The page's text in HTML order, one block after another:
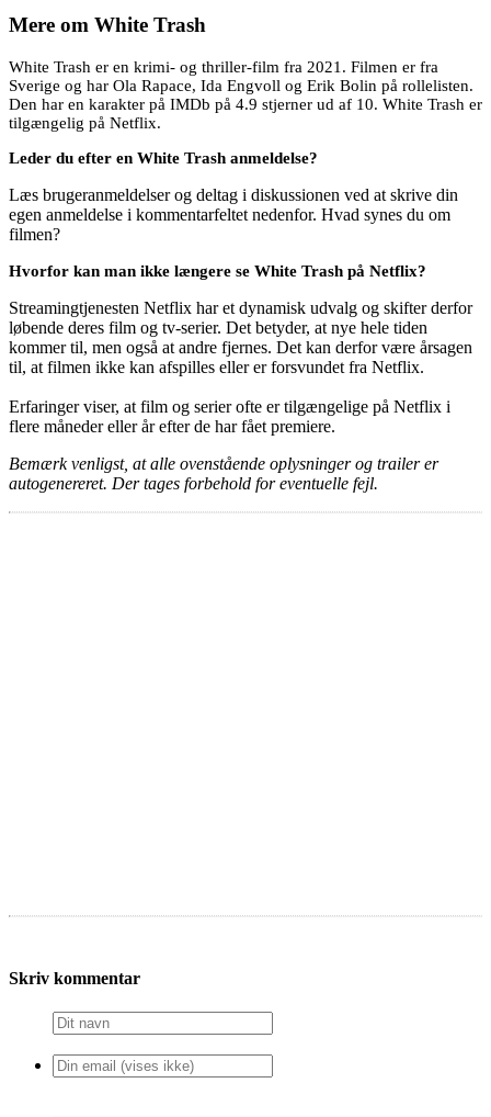
Mere om White Trash
White Trash er en krimi- og thriller-film fra 2021. Filmen er fra
Sverige og har Ola Rapace, Ida Engvoll og Erik Bolin på rollelisten.
Den har en karakter på IMDb på 4.9 stjerner ud af 10. White Trash er
tilgængelig på Netflix.
Leder du efter en White Trash anmeldelse?
Læs brugeranmeldelser og deltag i diskussionen ved at skrive din
egen anmeldelse i kommentarfeltet nedenfor. Hvad synes du om
filmen?
Hvorfor kan man ikke længere se White Trash på Netflix?
Streamingtjenesten Netflix har et dynamisk udvalg og skifter derfor
løbende deres film og tv-serier. Det betyder, at nye hele tiden
kommer til, men også at andre fjernes. Det kan derfor være årsagen
til, at filmen ikke kan afspilles eller er forsvundet fra Netflix.
Erfaringer viser, at film og serier ofte er tilgængelige på Netflix i
flere måneder eller år efter de har fået premiere.
Bemærk venligst, at alle ovenstående oplysninger og trailer er
autogenereret. Der tages forbehold for eventuelle fejl.
Skriv kommentar